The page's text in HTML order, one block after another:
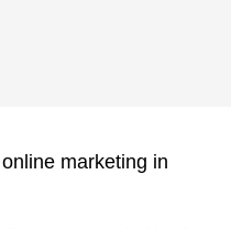
marketing in